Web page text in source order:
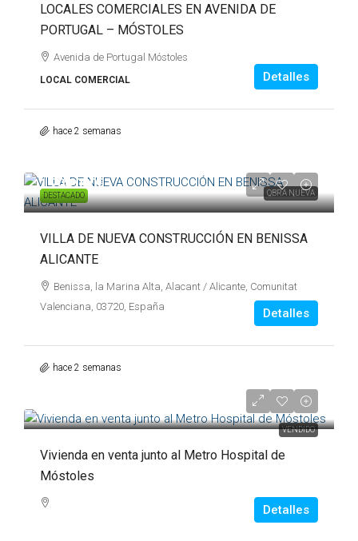
LOCALES COMERCIALES EN AVENIDA DE
PORTUGAL – MÓSTOLES
Avenida de Portugal Móstoles
LOCAL COMERCIAL Detalles
hace 2 semanas
DESTACADO OBRA NUEVA
1.700.000€
VILLA DE NUEVA CONSTRUCCIÓN EN BENISSA
ALICANTE
Benissa, la Marina Alta, Alacant / Alicante, Comunitat
Valenciana, 03720, España
Detalles
hace 2 semanas
VENDIDO
Vivienda en venta junto al Metro Hospital de
Móstoles
Detalles